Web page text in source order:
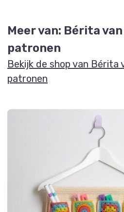
Meer van: Bérita
patronen
Bekijk de shop van Bérita
patronen